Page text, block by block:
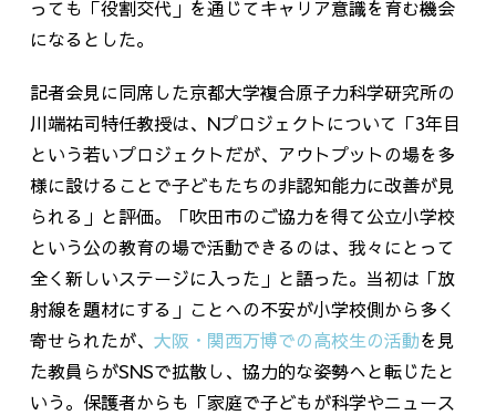
っても「役割交代」を通じてキャリア意識を育む機会
になるとした。
記者会見に同席した京都大学複合原子力科学研究所の
川端祐司特任教授は、Nプロジェクトについて「3年目
という若いプロジェクトだが、アウトプットの場を多
様に設けることで子どもたちの非認知能力に改善が見
られる」と評価。「吹田市のご協力を得て公立小学校
という公の教育の場で活動できるのは、我々にとって
全く新しいステージに入った」と語った。当初は「放
射線を題材にする」ことへの不安が小学校側から多く
寄せられたが、 大阪・関西万博での高校生の活動を見
た教員らがSNSで拡散し、協力的な姿勢へと転じたと
いう。保護者からも「家庭で子どもが科学やニュース